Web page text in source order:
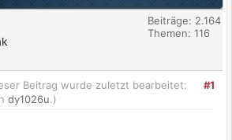
Beiträge: 2.164
Themen: 116
#1
Beitrag wurde zuletzt bearbeitet:
dy1026u.)